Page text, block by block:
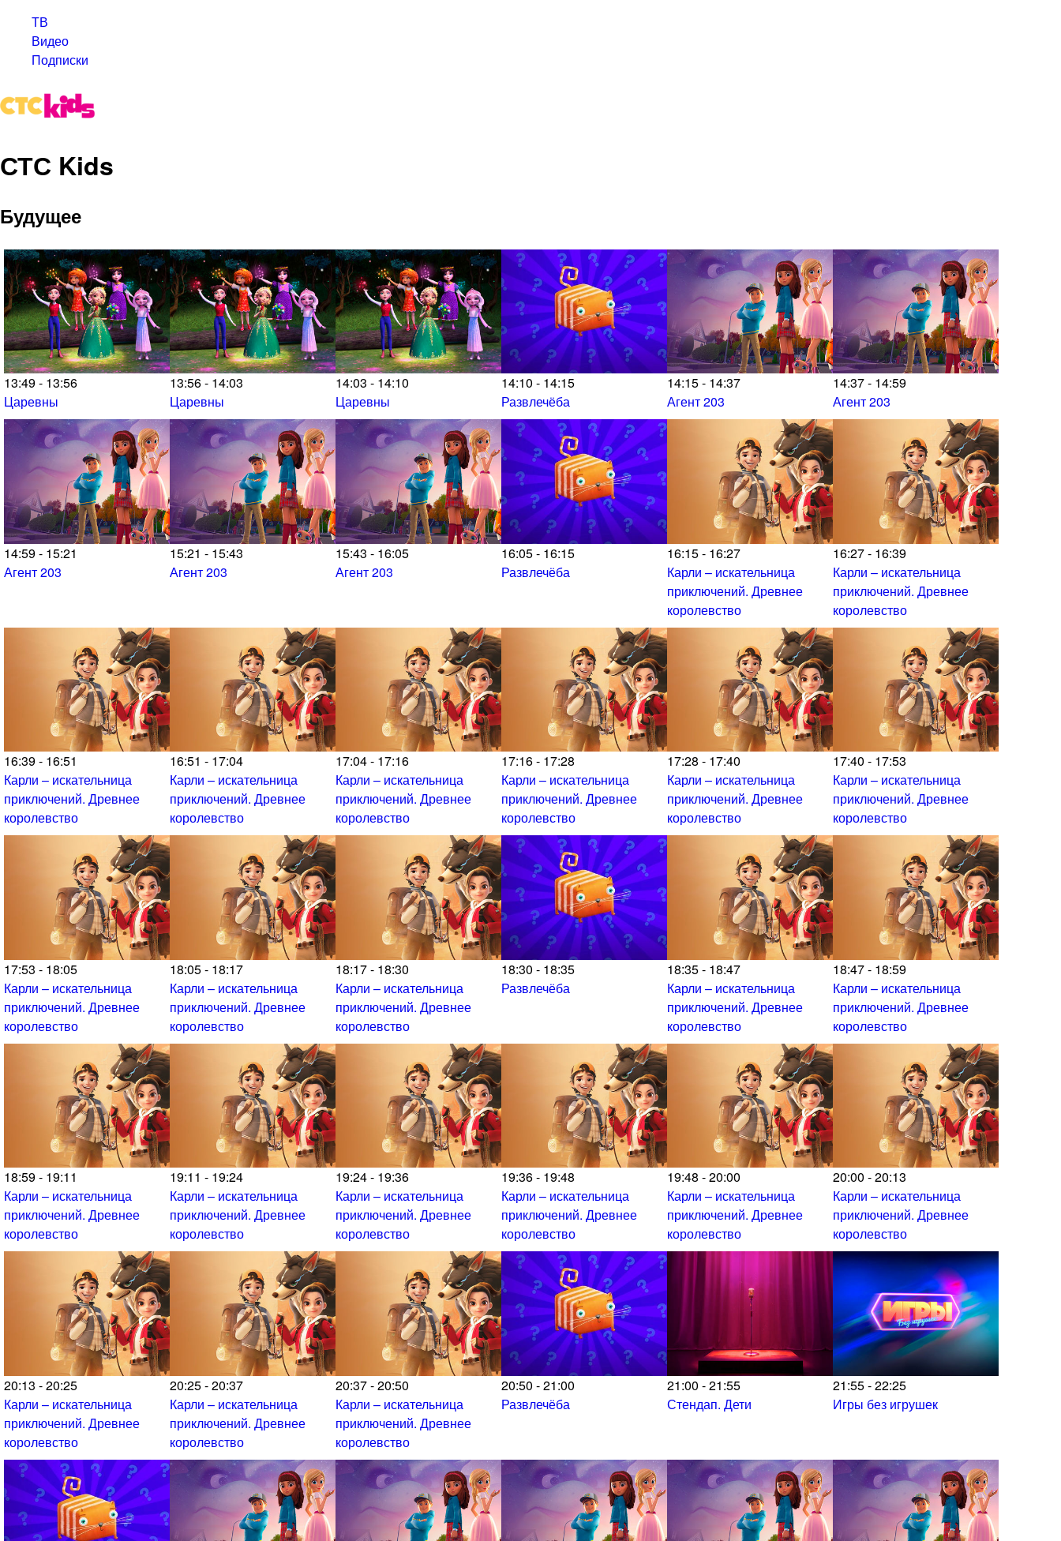
ТВ
Видео
Подписки
СТС Kids
Будущее
13:49 - 13:56
Царевны
13:56 - 14:03
Царевны
14:03 - 14:10
Царевны
14:10 - 14:15
Развлечёба
14:15 - 14:37
Агент 203
14:37 - 14:59
Агент 203
14:59 - 15:21
Агент 203
15:21 - 15:43
Агент 203
15:43 - 16:05
Агент 203
16:05 - 16:15
Развлечёба
16:15 - 16:27
Карли – искательница
приключений. Древнее
королевство
16:27 - 16:39
Карли – искательница
приключений. Древнее
королевство
16:39 - 16:51
Карли – искательница
приключений. Древнее
королевство
16:51 - 17:04
Карли – искательница
приключений. Древнее
королевство
17:04 - 17:16
Карли – искательница
приключений. Древнее
королевство
17:16 - 17:28
Карли – искательница
приключений. Древнее
королевство
17:28 - 17:40
Карли – искательница
приключений. Древнее
королевство
17:40 - 17:53
Карли – искательница
приключений. Древнее
королевство
17:53 - 18:05
Карли – искательница
приключений. Древнее
королевство
18:05 - 18:17
Карли – искательница
приключений. Древнее
королевство
18:17 - 18:30
Карли – искательница
приключений. Древнее
королевство
18:30 - 18:35
Развлечёба
18:35 - 18:47
Карли – искательница
приключений. Древнее
королевство
18:47 - 18:59
Карли – искательница
приключений. Древнее
королевство
18:59 - 19:11
Карли – искательница
приключений. Древнее
королевство
19:11 - 19:24
Карли – искательница
приключений. Древнее
королевство
19:24 - 19:36
Карли – искательница
приключений. Древнее
королевство
19:36 - 19:48
Карли – искательница
приключений. Древнее
королевство
19:48 - 20:00
Карли – искательница
приключений. Древнее
королевство
20:00 - 20:13
Карли – искательница
приключений. Древнее
королевство
20:13 - 20:25
Карли – искательница
приключений. Древнее
королевство
20:25 - 20:37
Карли – искательница
приключений. Древнее
королевство
20:37 - 20:50
Карли – искательница
приключений. Древнее
королевство
20:50 - 21:00
Развлечёба
21:00 - 21:55
Стендап. Дети
21:55 - 22:25
Игры без игрушек